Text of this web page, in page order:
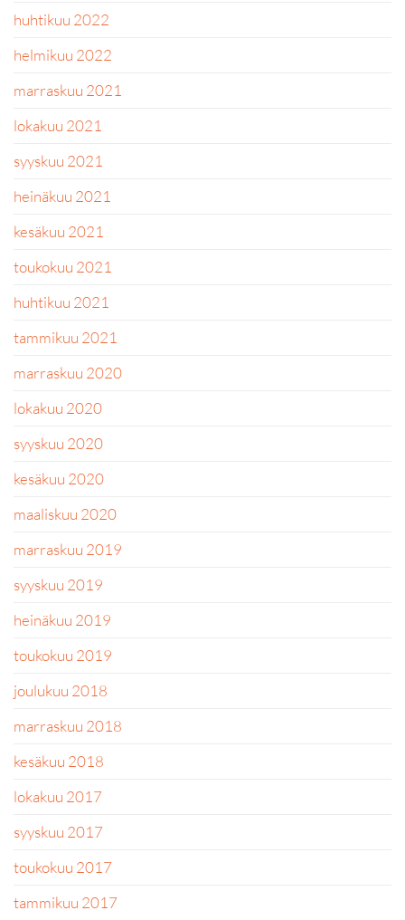
huhtikuu 2022
helmikuu 2022
marraskuu 2021
lokakuu 2021
syyskuu 2021
heinäkuu 2021
kesäkuu 2021
toukokuu 2021
huhtikuu 2021
tammikuu 2021
marraskuu 2020
lokakuu 2020
syyskuu 2020
kesäkuu 2020
maaliskuu 2020
marraskuu 2019
syyskuu 2019
heinäkuu 2019
toukokuu 2019
joulukuu 2018
marraskuu 2018
kesäkuu 2018
lokakuu 2017
syyskuu 2017
toukokuu 2017
tammikuu 2017